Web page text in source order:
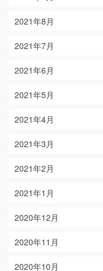
2021年8月
2021年7月
2021年6月
2021年5月
2021年4月
2021年3月
2021年2月
2021年1月
2020年12月
2020年11月
2020年10月